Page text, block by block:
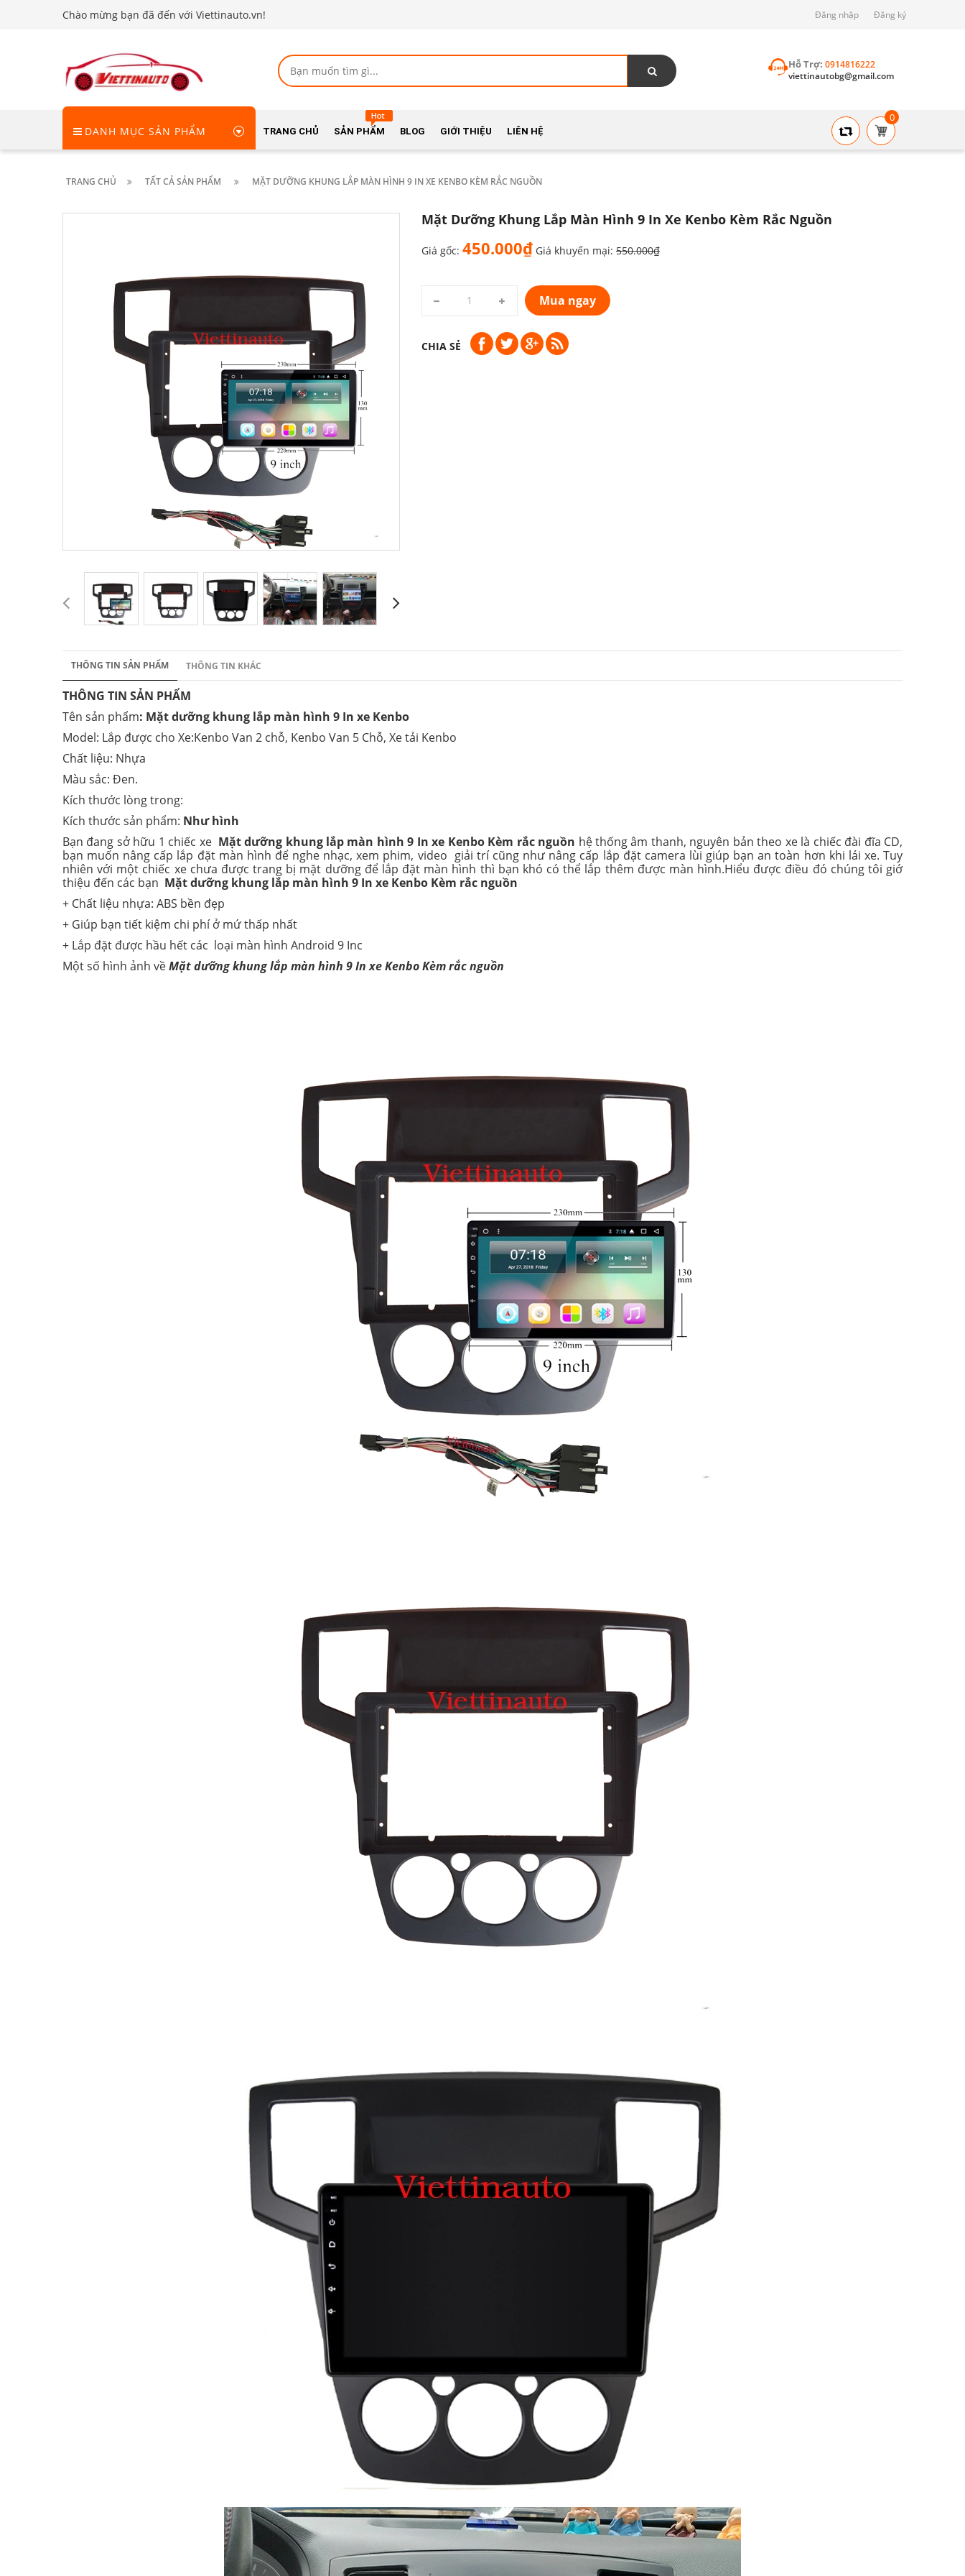
Chào mừng bạn đã đến với Viettinauto.vn! Đăng nhập Đăng ký
Hỗ Trợ:0914816222
viettinautobg@gmail.com
DANH MỤC SẢN PHẨM TRANG CHỦ SẢN PHẨM BLOG GIỚI THIỆU LIÊN HỆ
0
TRANG CHỦ TẤT CẢ SẢN PHẨM MẶT DƯỠNG KHUNG LẮP MÀN HÌNH 9 IN XE KENBO KÈM RẮC NGUỒN
Mặt Dưỡng Khung Lắp Màn Hình 9 In Xe Kenbo Kèm Rắc Nguồn
Giá gốc: 450.000₫ Giá khuyến mại: 550.000₫
Mua ngay
CHIA SẺ
THÔNG TIN SẢN PHẨM THÔNG TIN KHÁC
THÔNG TIN SẢN PHẨM
Tên sản phẩm: Mặt dưỡng khung lắp màn hình 9 In xe Kenbo
Model: Lắp được cho Xe:Kenbo Van 2 chỗ, Kenbo Van 5 Chỗ, Xe tải Kenbo
Chất liệu: Nhựa
Màu sắc: Đen.
Kích thước lòng trong:
Kích thước sản phẩm: Như hình
Bạn đang sở hữu 1 chiếc xe Mặt dưỡng khung lắp màn hình 9 In xe Kenbo Kèm rắc nguồn hệ thống âm thanh, nguyên bản theo xe là chiếc đài đĩa CD,
bạn muốn nâng cấp lắp đặt màn hình để nghe nhạc, xem phim, video giải trí cũng như nâng cấp lắp đặt camera lùi giúp bạn an toàn hơn khi lái xe. Tuy
nhiên với một chiếc xe chưa được trang bị mặt dưỡng để lắp đặt màn hình thì bạn khó có thể lắp thêm được màn hình.Hiểu được điều đó chúng tôi giớ
thiệu đến các bạn Mặt dưỡng khung lắp màn hình 9 In xe Kenbo Kèm rắc nguồn
+ Chất liệu nhựa: ABS bền đẹp
+ Giúp bạn tiết kiệm chi phí ở mứ thấp nhất
+ Lắp đặt được hầu hết các loại màn hình Android 9 Inc
Một số hình ảnh vềMặt dưỡng khung lắp màn hình 9 In xe Kenbo Kèm rắc nguồn